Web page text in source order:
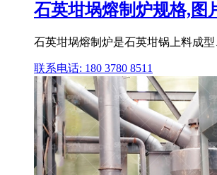
石英坩埚熔制炉规格,图
石英坩埚熔制炉是石英坩锅上料成型
联系电话: 180 3780 8511